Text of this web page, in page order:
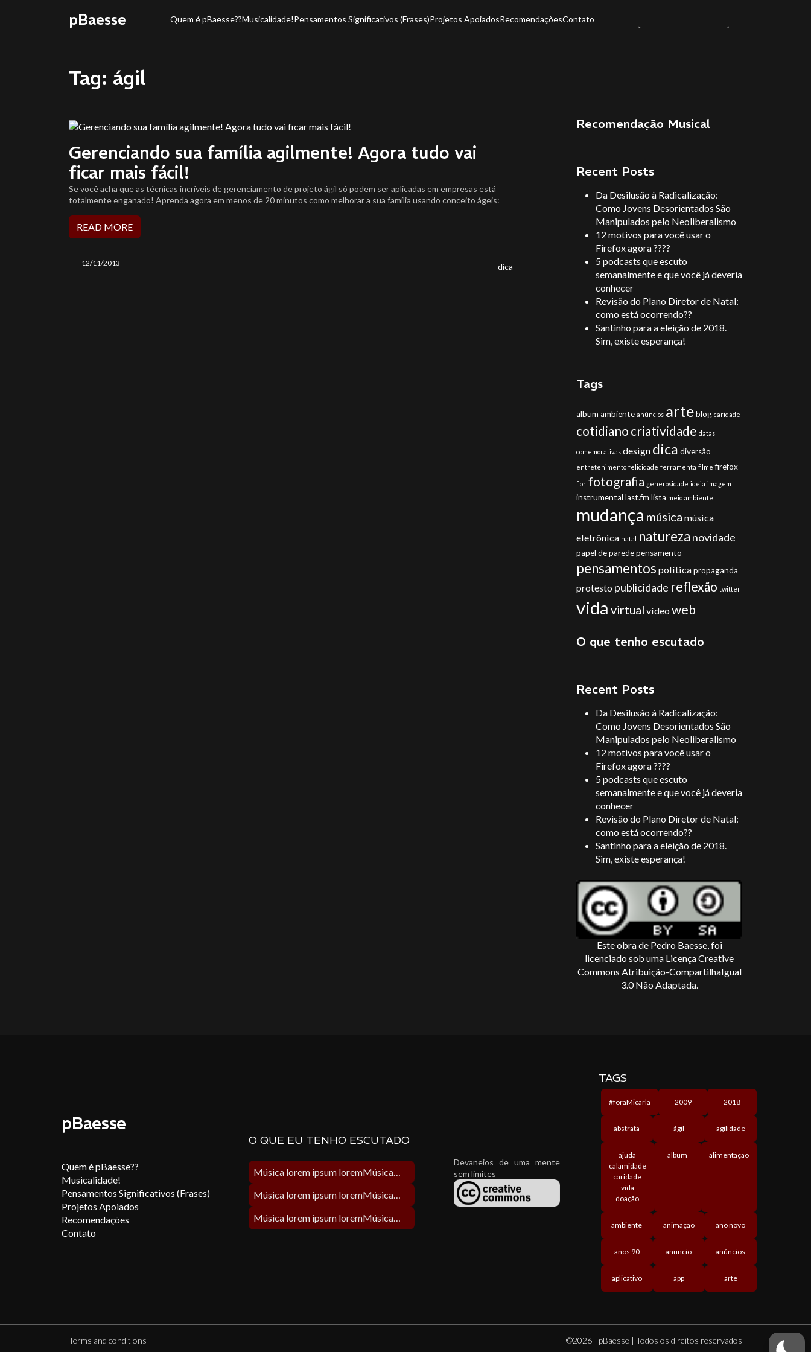
pBaesse Quem é pBaesse??Musicalidade!Pensamentos Significativos (Frases)Projetos ApoiadosRecomendaçõesContato
Tag: ágil
Gerenciando sua família agilmente! Agora tudo vai
ficar mais fácil!
Se você acha que as técnicas incríveis de gerenciamento de projeto ágil só podem ser aplicadas em empresas está
totalmente enganado! Aprenda agora em menos de 20 minutos como melhorar a sua família usando conceito ágeis:
READ MORE
12/11/2013 dica
Recomendação Musical
Recent Posts
Da Desilusão à Radicalização:
Como Jovens Desorientados São
Manipulados pelo Neoliberalismo
12 motivos para você usar o
Firefox agora ????
5 podcasts que escuto
semanalmente e que você já deveria
conhecer
Revisão do Plano Diretor de Natal:
como está ocorrendo??
Santinho para a eleição de 2018.
Sim, existe esperança!
Tags
album ambiente anúncios arteblog caridade
cotidiano criatividade datas
comemorativas design dica diversão
entretenimento felicidade ferramenta filme firefox
flor fotografia generosidade idéia imagem
instrumental last.fm lista meio ambiente
mudança música música
eletrônica natal natureza novidade
papel de paredepensamento
pensamentos políticapropaganda
protesto publicidade reflexão twitter
vida virtual vídeo web
O que tenho escutado
Recent Posts
Da Desilusão à Radicalização:
Como Jovens Desorientados São
Manipulados pelo Neoliberalismo
12 motivos para você usar o
Firefox agora ????
5 podcasts que escuto
semanalmente e que você já deveria
conhecer
Revisão do Plano Diretor de Natal:
como está ocorrendo??
Santinho para a eleição de 2018.
Sim, existe esperança!
Este obra de Pedro Baesse, foi
licenciado sob uma LicençaCreative
Commons Atribuição-CompartilhaIgual
3.0 Não Adaptada.
pBaesse
Quem é pBaesse??
Musicalidade!
Pensamentos Significativos (Frases)
Projetos Apoiados
Recomendações
Contato
O QUE EU TENHO ESCUTADO
Música lorem ipsum loremMúsica lorem ipsum lorem
Música lorem ipsum loremMúsica lorem ipsum lorem
Música lorem ipsum loremMúsica lorem ipsum lorem
Devaneios de uma mente
sem limites
TAGS
#foraMicarla 2009 2018
abstrata ágil agilidade
ajuda
calamidade
caridade
vida
doação
album alimentação
ambiente animação ano novo
anos 90 anuncio anúncios
aplicativo app arte
Terms and conditions ©2026 - pBaesse | Todos os direitos reservados